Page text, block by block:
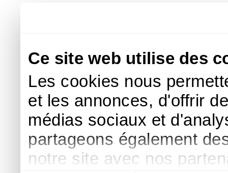
Ce site web utilise des
Les cookies nous
et les annonces, d'offrir
médias sociaux et
partageons également
notre site avec nos